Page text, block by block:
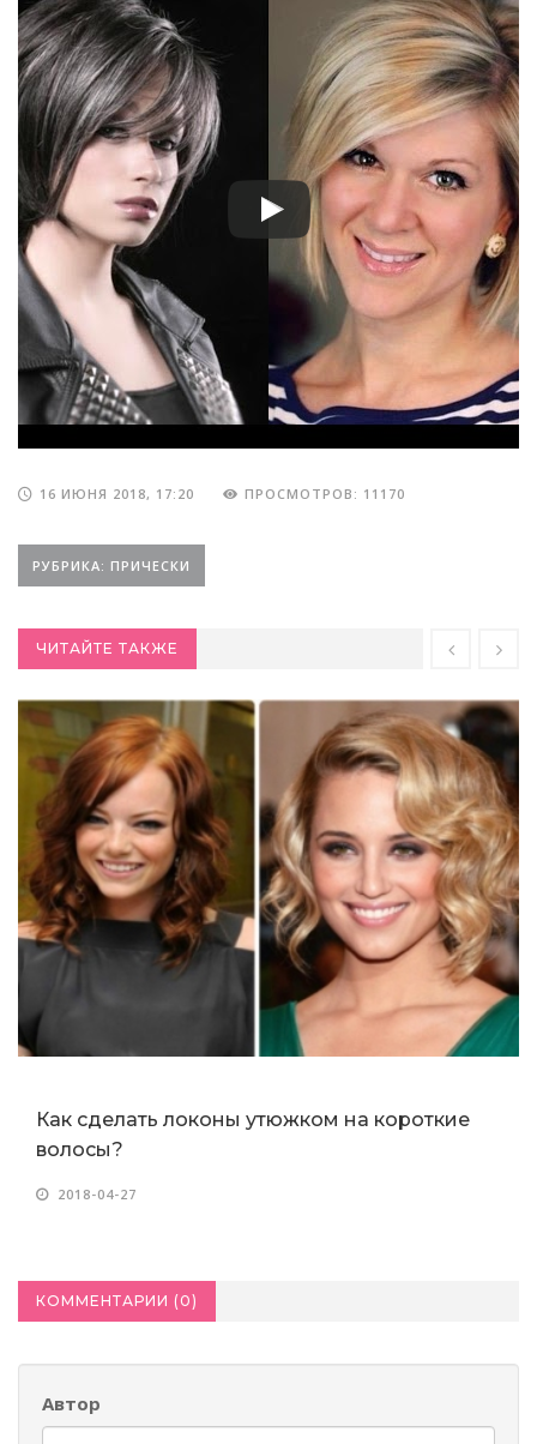
16 ИЮНЯ 2018, 17:20 ПРОСМОТРОВ: 11170
РУБРИКА: ПРИЧЕСКИ
ЧИТАЙТЕ ТАКЖЕ
Прически повседневные на длинные
волосы: пошагово
2018-04-09
КОММЕНТАРИИ (0)
Автор